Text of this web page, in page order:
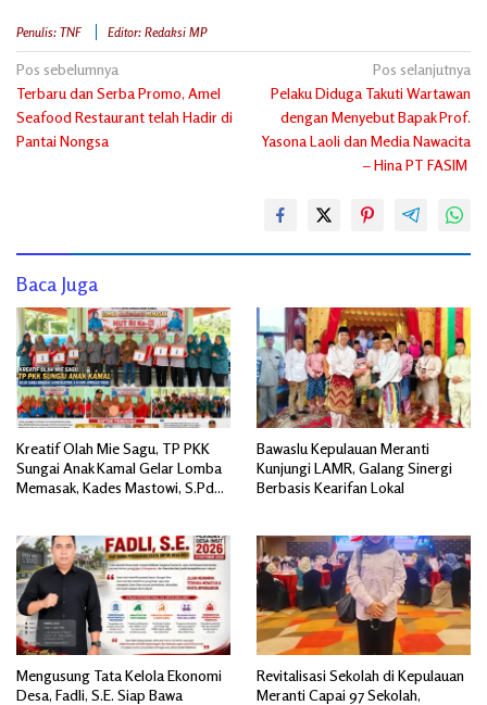
Penulis: TNF Editor: Redaksi MP
Navigasi
pos
Pos sebelumnya
Terbaru dan Serba Promo, Amel
Seafood Restaurant telah Hadir di
Pantai Nongsa
Pos selanjutnya
Pelaku Diduga Takuti Wartawan
dengan Menyebut Bapak Prof.
Yasona Laoli dan Media Nawacita
– Hina PT FASIM
Baca Juga
Kreatif Olah Mie Sagu, TP PKK
Sungai Anak Kamal Gelar Lomba
Memasak, Kades Mastowi, S.Pd
Bawaslu Kepulauan Meranti
Kunjungi LAMR, Galang Sinergi
Berbasis Kearifan Lokal
Mengusung Tata Kelola Ekonomi
Desa, Fadli, S.E. Siap Bawa
Revitalisasi Sekolah di Kepulauan
Meranti Capai 97 Sekolah,